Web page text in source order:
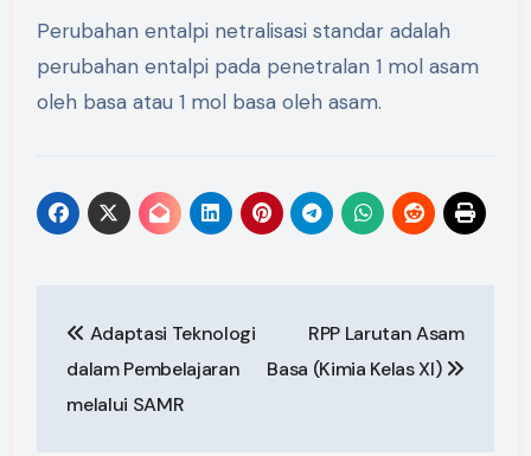
Perubahan entalpi netralisasi standar adalah
perubahan entalpi pada penetralan 1 mol asam
oleh basa atau 1 mol basa oleh asam.
navigation
Adaptasi Teknologi
dalam Pembelajaran
melalui SAMR
RPP Larutan Asam
Basa (Kimia Kelas XI)